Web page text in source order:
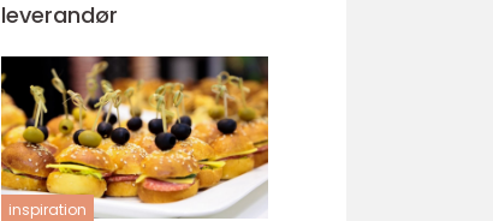
leverandør
inspiration